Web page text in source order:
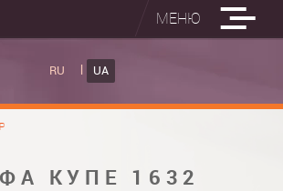
МЕНЮ
RU UA
КУПЕ 1632
ПРАСУВАЛЬНІ ДОШКИ
ПРАСУВАЛЬНА ДОШКА "РУСАЛКА"